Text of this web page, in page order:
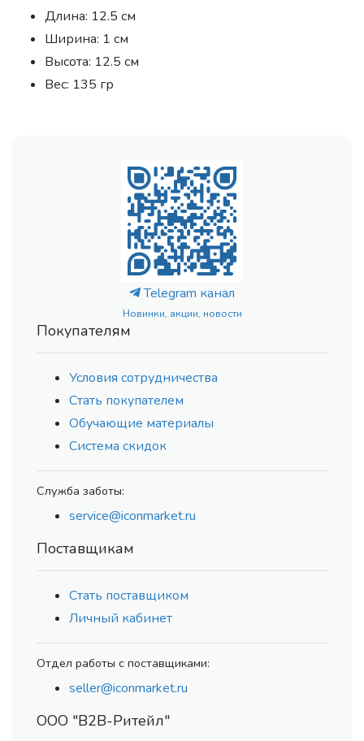
Длина: 12.5 см
Ширина: 1 см
Высота: 12.5 см
Вес: 135 гр
Telegram канал
Новинки, акции, новости
Покупателям
Условия сотрудничества
Стать покупателем
Обучающие материалы
Система скидок
Служба заботы:
service@iconmarket.ru
Поставщикам
Стать поставщиком
Личный кабинет
Отдел работы с поставщиками:
seller@iconmarket.ru
ООО "В2В-Ритейл"